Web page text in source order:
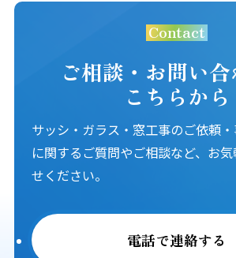
Contact
ご相談・お問い
こちらから
サッシ・ガラス・窓工事のご依頼
に関するご質問やご相談など、お
せください。
電話で連絡する